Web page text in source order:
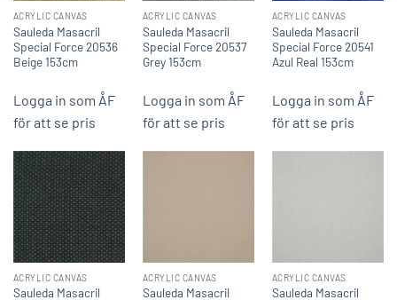
ACRYLIC CANVAS
Sauleda Masacril
Special Force 20536
Beige 153cm
Logga in som ÅF
för att se pris
ACRYLIC CANVAS
Sauleda Masacril
Special Force 20537
Grey 153cm
Logga in som ÅF
för att se pris
ACRYLIC CANVAS
Sauleda Masacril
Special Force 20541
Azul Real 153cm
Logga in som ÅF
för att se pris
ACRYLIC CANVAS
Sauleda Masacril
ACRYLIC CANVAS
Sauleda Masacril
ACRYLIC CANVAS
Sauleda Masacril